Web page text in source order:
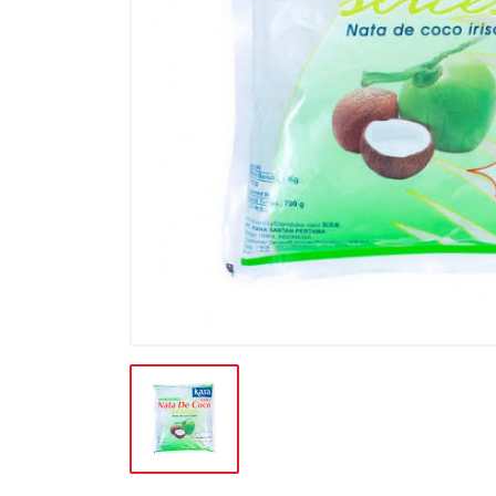
CONFECTIONARY
KEBUTUHAN HOTEL-RESTO
KEBUTUHAN KOKI